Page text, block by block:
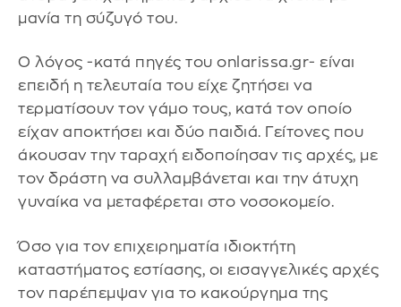
μανία τη σύζυγό του.
Ο λόγος -κατά πηγές του onlarissa.gr- είναι
επειδή η τελευταία του είχε ζητήσει να
τερματίσουν τον γάμο τους, κατά τον οποίο
είχαν αποκτήσει και δύο παιδιά. Γείτονες που
άκουσαν την ταραχή ειδοποίησαν τις αρχές, με
τον δράστη να συλλαμβάνεται και την άτυχη
γυναίκα να μεταφέρεται στο νοσοκομείο.
Όσο για τον επιχειρηματία ιδιοκτήτη
καταστήματος εστίασης, οι εισαγγελικές αρχές
τον παρέπεμψαν για το κακούργημα της